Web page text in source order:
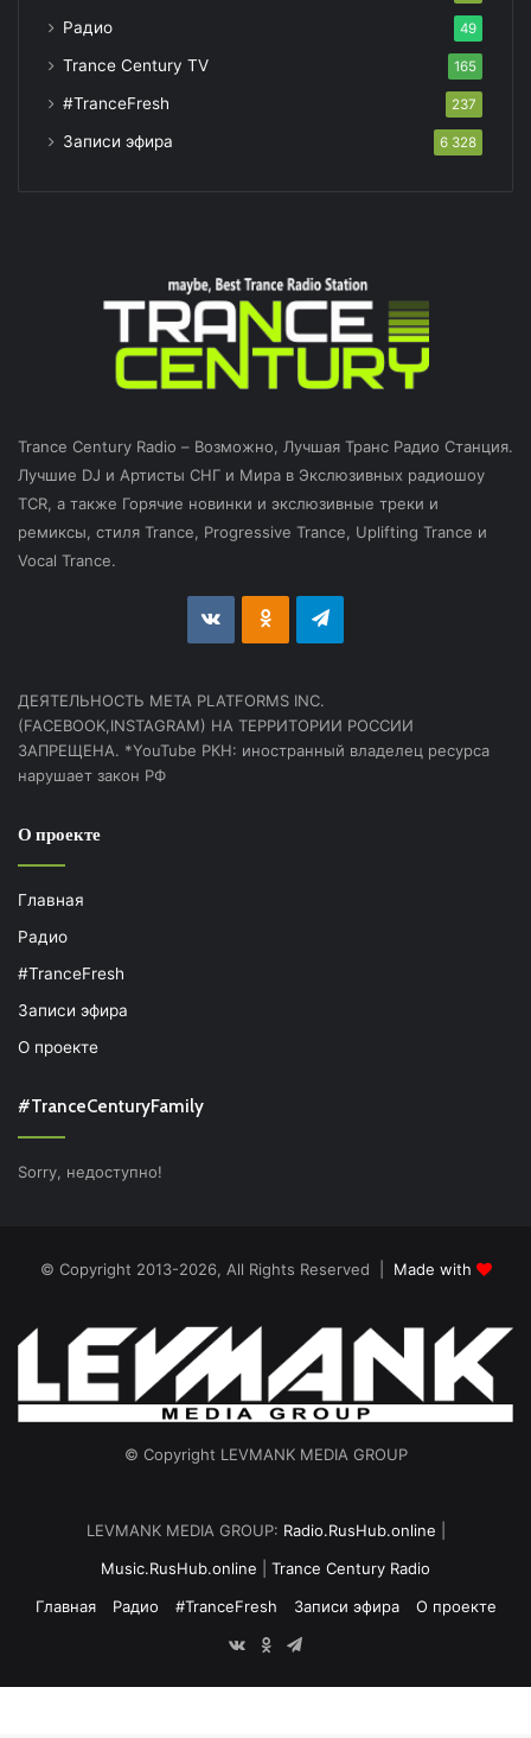
Радио 49
Trance Century TV 165
#TranceFresh 237
Записи эфира 6 328
Trance Century Radio – Возможно, Лучшая Транс Радио Станция.
Лучшие DJ и Артисты СНГ и Мира в Экслюзивных радиошоу
TCR, а также Горячие новинки и экслюзивные треки и
ремиксы, стиля Trance, Progressive Trance, Uplifting Trance и
Vocal Trance.
vk.com Odnoklassniki
Telegram
ДЕЯТЕЛЬНОСТЬ МЕТА PLATFORMS INC.
(FACEBOOK,INSTAGRAM) НА ТЕРРИТОРИИ РОССИИ
ЗАПРЕЩЕНА. *YouTube РКН: иностранный владелец ресурса
нарушает закон РФ
О проекте
Главная
Радио
#TranceFresh
Записи эфира
О проекте
#TranceCenturyFamily
Sorry, недоступно!
© Copyright 2013-2026, All Rights Reserved | Made with
© Copyright LEVMANK MEDIA GROUP
LEVMANK MEDIA GROUP: Radio.RusHub.online
Music.RusHub.online
Trance Century Radio
Главная
Радио #TranceFresh Записи эфира
О проекте
vk.com
Odnoklassniki
Telegram